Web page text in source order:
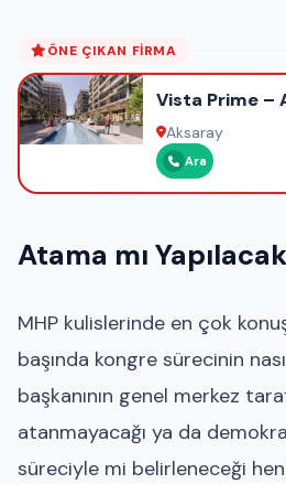
ÖNE ÇIKAN FIRMA
Vista Prime –
– Ofis – Otel –
Aksaray
Ara
Atama mı
MHP kulislerinde en çok
başında kongre sürecinin
başkanının genel merkez
atanmayacağı ya da
süreciyle mi belirleneceği